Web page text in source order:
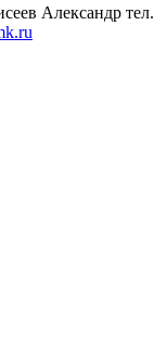
Александр тел.